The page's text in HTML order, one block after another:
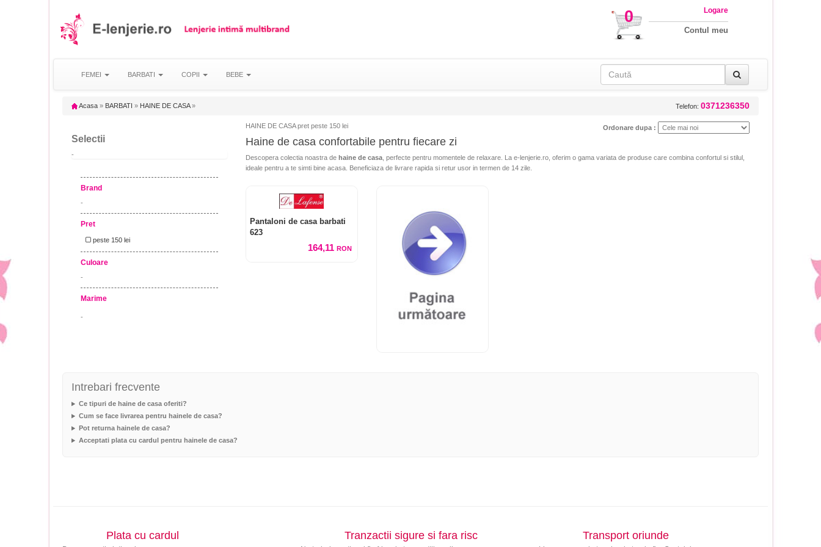
0 Logare
Contul meu
FEMEI BARBATI COPII BEBE
Acasa » BARBATI » HAINE DE CASA » Telefon: 0371236350
Selectii
-
Brand
-
Pret
peste 150 lei
Culoare
-
Marime
-
HAINE DE CASA pret peste 150 lei Ordonare dupa :
Haine de casa confortabile pentru fiecare zi
Descopera colectia noastra de haine de casa , perfecte pentru momentele de relaxare. La e-lenjerie.ro, oferim o gama variata de produse care combina confortul si stilul,
ideale pentru a te simti bine acasa. Beneficiaza de livrare rapida si retur usor in termen de 14 zile.
Pantaloni de casa barbati
623
164,11 RON
Intrebari frecvente
Ce tipuri de haine de casa oferiti?
Cum se face livrarea pentru hainele de casa?
Pot returna hainele de casa?
Acceptati plata cu cardul pentru hainele de casa?
Plata cu cardul Tranzactii sigure si fara risc Transport oriunde